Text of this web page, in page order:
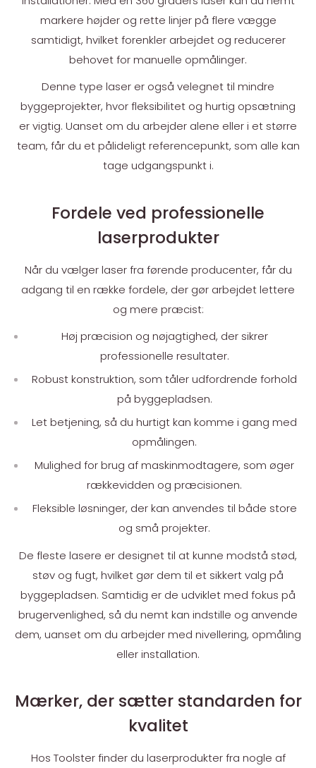
markere højder og rette linjer på flere vægge
samtidigt, hvilket forenkler arbejdet og reducerer
behovet for manuelle opmålinger.
Denne type laser er også velegnet til mindre
byggeprojekter, hvor fleksibilitet og hurtig opsætning
er vigtig. Uanset om du arbejder alene eller i et større
team, får du et pålideligt referencepunkt, som alle kan
tage udgangspunkt i.
Fordele ved professionelle
laserprodukter
Når du vælger laser fra førende producenter, får du
adgang til en række fordele, der gør arbejdet lettere
og mere præcist:
Høj præcision og nøjagtighed, der sikrer
professionelle resultater.
Robust konstruktion, som tåler udfordrende forhold
på byggepladsen.
Let betjening, så du hurtigt kan komme i gang med
opmålingen.
Mulighed for brug af maskinmodtagere, som øger
rækkevidden og præcisionen.
Fleksible løsninger, der kan anvendes til både store
og små projekter.
De fleste lasere er designet til at kunne modstå stød,
støv og fugt, hvilket gør dem til et sikkert valg på
byggepladsen. Samtidig er de udviklet med fokus på
brugervenlighed, så du nemt kan indstille og anvende
dem, uanset om du arbejder med nivellering, opmåling
eller installation.
Mærker, der sætter standarden for
kvalitet
Hos Toolster finder du laserprodukter fra nogle af